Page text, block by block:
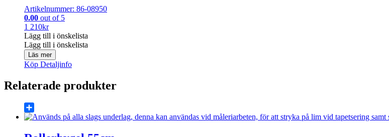
Artikelnummer: 86-08950
0.00 out of 5
1 210kr
Lägg till i önskelista
Lägg till i önskelista
Läs mer
Köp Detaljinfo
Relaterade produkter
Share